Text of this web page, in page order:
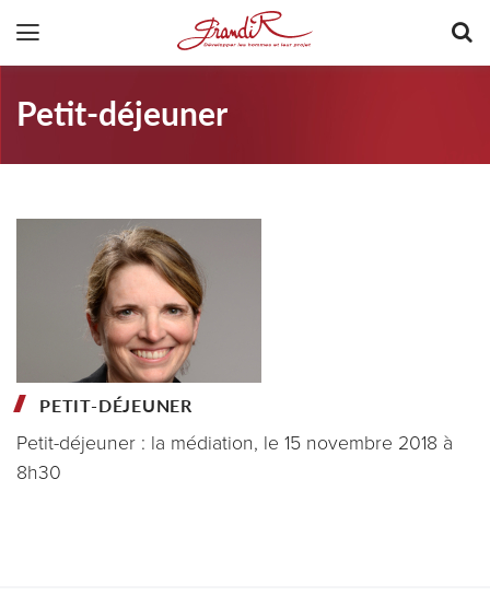
Petit-déjeuner
PETIT-DÉJEUNER
Petit-déjeuner : la médiation, le 15 novembre 2018 à
8h30